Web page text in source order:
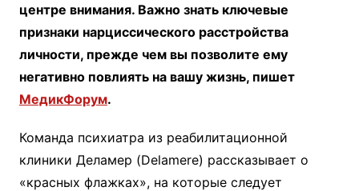
центре внимания. Важно знать ключевые
признаки нарциссического расстройства
личности, прежде чем вы позволите ему
негативно повлиять на вашу жизнь, пишет
МедикФорум.
Команда психиатра из реабилитационной
клиники Деламер (Delamere) рассказывает о
«красных флажках», на которые следует